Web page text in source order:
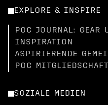
EXPLORE & INSPIRE
POC JOURNAL: GEAR
INSPIRATION
ASPIRIERENDE
POC MITGLIEDSCHAFT
SOZIALE MEDIEN